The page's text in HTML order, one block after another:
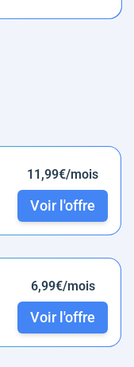
11,99€/mois
Voir l'offre
6,99€/mois
Voir l'offre